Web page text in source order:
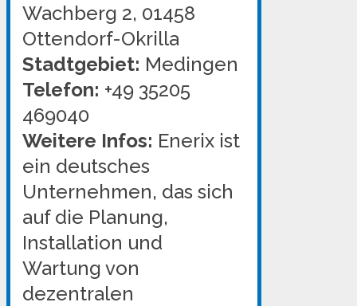
Wachberg 2, 01458
Ottendorf-Okrilla
Stadtgebiet: Medingen
Telefon: +49 35205
469040
Weitere Infos: Enerix ist
ein deutsches
Unternehmen, das sich
auf die Planung,
Installation und
Wartung von
dezentralen